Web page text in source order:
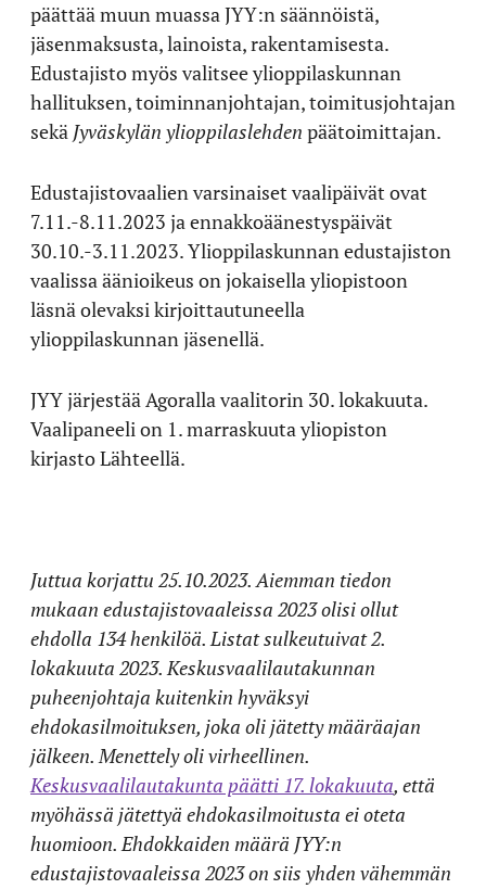
päättää muun muassa JYY:n säännöistä,
jäsenmaksusta, lainoista, rakentamisesta.
Edustajisto myös valitsee ylioppilaskunnan
hallituksen, toiminnanjohtajan, toimitusjohtajan
sekä Jyväskylän ylioppilaslehden päätoimittajan.
Edustajistovaalien varsinaiset vaalipäivät ovat
7.11.-8.11.2023 ja ennakkoäänestyspäivät
30.10.-3.11.2023. Ylioppilaskunnan edustajiston
vaalissa äänioikeus on jokaisella yliopistoon
läsnä olevaksi kirjoittautuneella
ylioppilaskunnan jäsenellä.
JYY järjestää Agoralla vaalitorin 30. lokakuuta.
Vaalipaneeli on 1. marraskuuta yliopiston
kirjasto Lähteellä.
Juttua korjattu 25.10.2023. Aiemman tiedon
mukaan edustajistovaaleissa 2023 olisi ollut
ehdolla 134 henkilöä. Listat sulkeutuivat 2.
lokakuuta 2023. Keskusvaalilautakunnan
puheenjohtaja kuitenkin hyväksyi
ehdokasilmoituksen, joka oli jätetty määräajan
jälkeen. Menettely oli virheellinen.
Keskusvaalilautakunta päätti 17. lokakuuta, että
myöhässä jätettyä ehdokasilmoitusta ei oteta
huomioon. Ehdokkaiden määrä JYY:n
edustajistovaaleissa 2023 on siis yhden vähemmän